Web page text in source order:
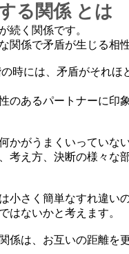
る関係 とは
続く関係です。
関係で矛盾が生じる相
時には、矛盾がそれほ
のあるパートナーに印
かがうまくいっていな
考え方、決断の様々な
小さく簡単なすれ違い
はないかと考えます。
係は、お互いの距離を